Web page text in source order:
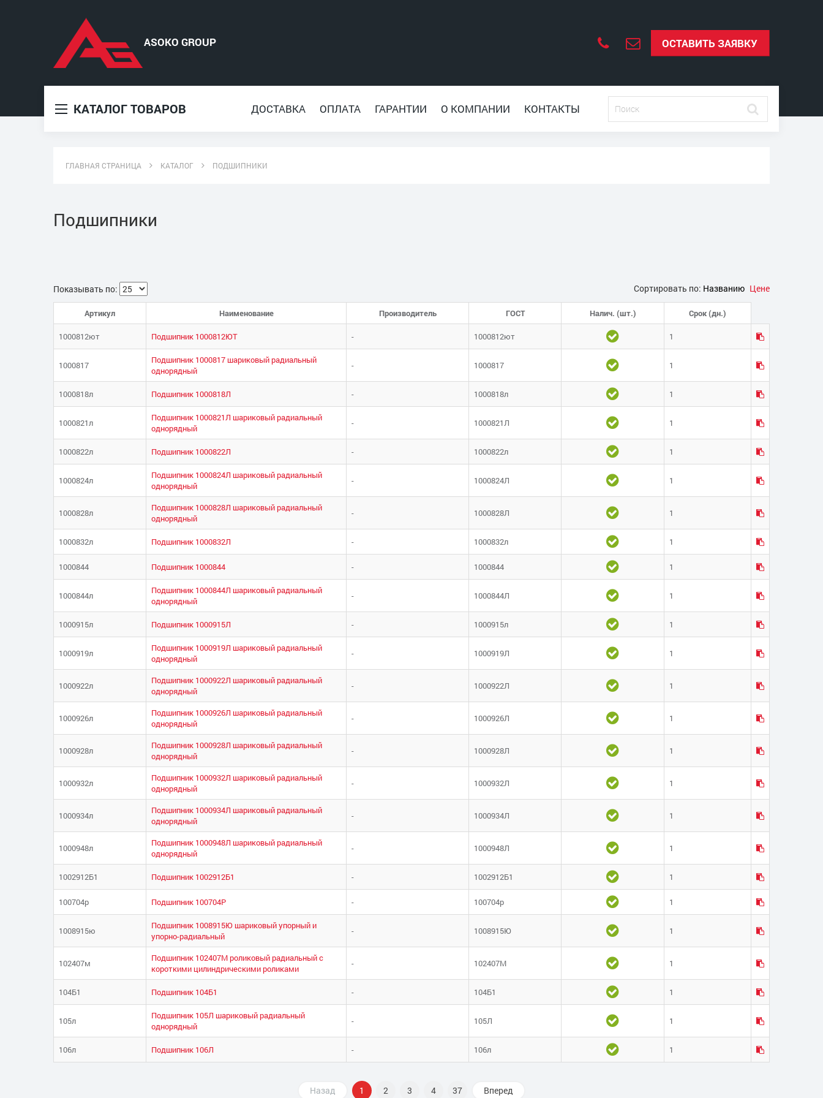
ОСТАВИТЬ ЗАЯВКУ
КАТАЛОГ ТОВАРОВ ДОСТАВКА ОПЛАТА ГАРАНТИИ О КОМПАНИИ КОНТАКТЫ
ГЛАВНАЯ СТРАНИЦА КАТАЛОГ ПОДШИПНИКИ
Подшипники
Показывать по: Сортировать по: Названию Цене
Артикул Наименование Производитель ГОСТ Налич. (шт.) Срок (дн.)
1000812ют Подшипник 1000812ЮТ - 1000812ют 1
1000817
Подшипник 1000817 шариковый радиальный
однорядный
- 1000817 1
1000818л Подшипник 1000818Л - 1000818л 1
1000821л
Подшипник 1000821Л шариковый радиальный
однорядный
- 1000821Л 1
1000822л Подшипник 1000822Л - 1000822л 1
1000824л
Подшипник 1000824Л шариковый радиальный
однорядный
- 1000824Л 1
1000828л
Подшипник 1000828Л шариковый радиальный
однорядный
- 1000828Л 1
1000832л Подшипник 1000832Л - 1000832л 1
1000844 Подшипник 1000844 - 1000844 1
1000844л
Подшипник 1000844Л шариковый радиальный
однорядный
- 1000844Л 1
1000915л Подшипник 1000915Л - 1000915л 1
1000919л
Подшипник 1000919Л шариковый радиальный
однорядный
- 1000919Л 1
1000922л
Подшипник 1000922Л шариковый радиальный
однорядный
- 1000922Л 1
1000926л
Подшипник 1000926Л шариковый радиальный
однорядный
- 1000926Л 1
1000928л
Подшипник 1000928Л шариковый радиальный
однорядный
- 1000928Л 1
1000932л
Подшипник 1000932Л шариковый радиальный
однорядный
- 1000932Л 1
1000934л
Подшипник 1000934Л шариковый радиальный
однорядный
- 1000934Л 1
1000948л
Подшипник 1000948Л шариковый радиальный
однорядный
- 1000948Л 1
1002912Б1 Подшипник 1002912Б1 - 1002912Б1 1
100704р Подшипник 100704Р - 100704р 1
1008915ю
Подшипник 1008915Ю шариковый упорный и
упорно-радиальный
- 1008915Ю 1
102407м
Подшипник 102407М роликовый радиальный с
короткими цилиндрическими роликами
- 102407М 1
104Б1 Подшипник 104Б1 - 104Б1 1
105л
Подшипник 105Л шариковый радиальный
однорядный
- 105Л 1
106л Подшипник 106Л - 106л 1
Назад 1 2 3 4 37 Вперед